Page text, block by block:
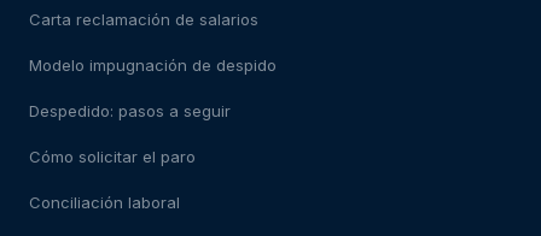
Carta reclamación de salarios
Modelo impugnación de despido
Despedido: pasos a seguir
Cómo solicitar el paro
Conciliación laboral